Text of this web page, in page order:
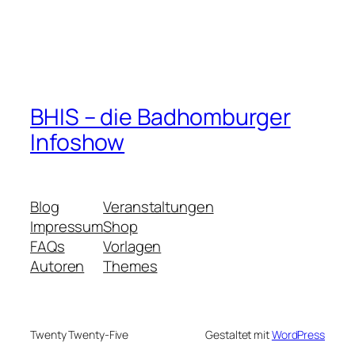
BHIS – die Badhomburger
Infoshow
Blog
Impressum
FAQs
Autoren
Veranstaltungen
Shop
Vorlagen
Themes
Twenty Twenty-Five Gestaltet mitWordPress